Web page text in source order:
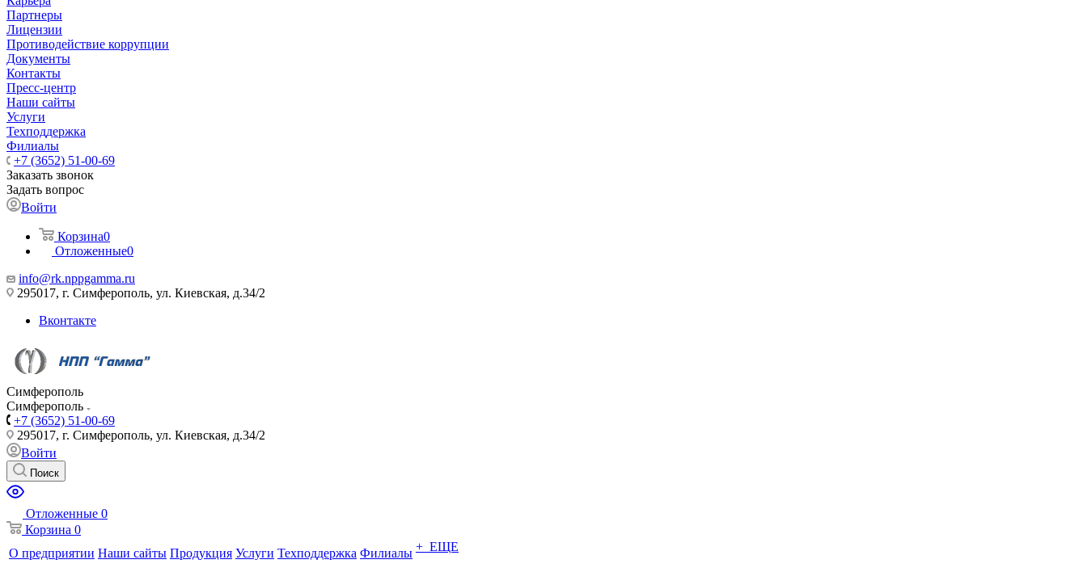
Партнеры
Лицензии
Противодействие коррупции
Документы
Контакты
Пресс-центр
Наши сайты
Услуги
Техподдержка
Филиалы
+7 (3652) 51-00-69
Заказать звонок
Задать вопрос
Войти
Корзина0
Отложенные0
info@rk.nppgamma.ru
295017, г. Симферополь, ул. Киевская, д.34/2
Вконтакте
Симферополь
Симферополь
+7 (3652) 51-00-69
295017, г. Симферополь, ул. Киевская, д.34/2
Войти
Поиск
Отложенные 0
Корзина 0
О предприятии Наши сайты Продукция Услуги Техподдержка Филиалы + ЕЩЕ